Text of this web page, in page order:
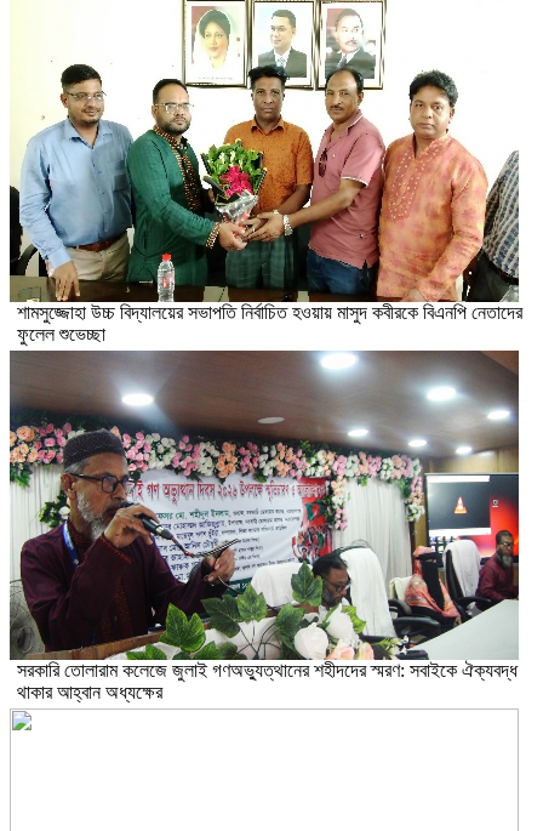
শামসুজ্জোহা উচ্চ বিদ্যালয়ের সভাপতি নির্বাচিত হওয়ায় মাসুদ কবীরকে বিএনপি নেতাদের
ফুলেল শুভেচ্ছা
সরকারি তোলারাম কলেজে জুলাই গণঅভ্যুত্থানের শহীদদের স্মরণ: সবাইকে ঐক্যবদ্ধ
থাকার আহ্বান অধ্যক্ষের